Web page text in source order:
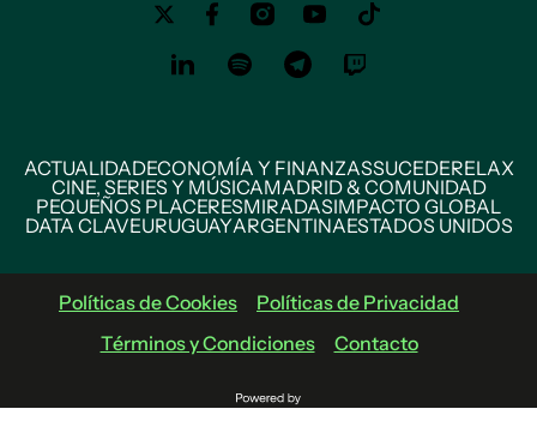
ACTUALIDADECONOMÍA Y FINANZASSUCEDERELAX
CINE, SERIES Y MÚSICAMADRID & COMUNIDAD
PEQUEÑOS PLACERESMIRADASIMPACTO GLOBAL
DATA CLAVEURUGUAYARGENTINAESTADOS UNIDOS
Políticas de Cookies
Políticas de Privacidad
Términos y Condiciones
Contacto